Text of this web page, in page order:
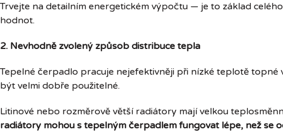
Trvejte na detailním energetickém výpočtu — je to základ
hodnot.
2. Nevhodně zvolený způsob distribuce tepla
Tepelné čerpadlo pracuje nejefektivněji při nízké teplotě topné
být velmi dobře použitelné.
Litinové nebo rozměrově větší radiátory mají velkou
radiátory mohou s tepelným čerpadlem fungovat lépe, než se